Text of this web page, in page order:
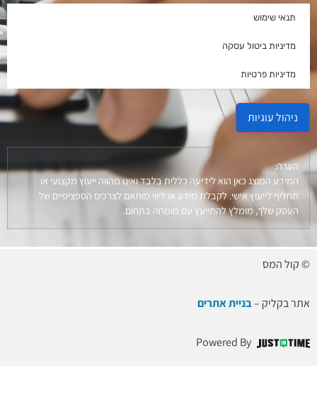
תנאי שימוש
מדיניות ביטול עסקה
מדיניות פרטיות
ניהול עוגיות
הערה:
המידע המוצג כאן הוא לידיעה כללית בלבד ואינו מהווה ייעוץ מקצועי או
תחליף לייעוץ אישי. לקבלת מידע או ליווי מותאם לצרכים הספציפיים של
העסק שלך, מומלץ להתייעץ עם מומחה בתחום.
© קול המס
אתר בקליק – בניית אתרים
Powered By